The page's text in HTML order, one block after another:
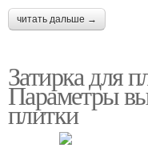
читать дальше →
Затирка для
Параметры
плитки